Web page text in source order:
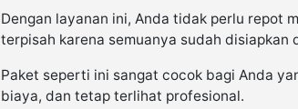
Dengan layanan ini, Anda tidak perlu repot
terpisah karena semuanya sudah disiapkan
Paket seperti ini sangat cocok bagi Anda
biaya, dan tetap terlihat profesional.